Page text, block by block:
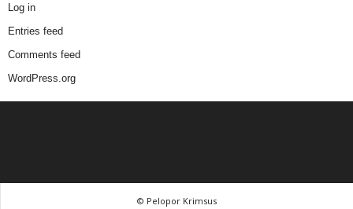
Log in
Entries feed
Comments feed
WordPress.org
© Pelopor Krimsus